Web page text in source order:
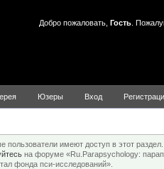
Добро пожаловать, Гость .
Юзеры Вход
пользователи имеют доступ в этот раздел.
на форуме «Ru.Parapsychology:
фонда пси-исследований».